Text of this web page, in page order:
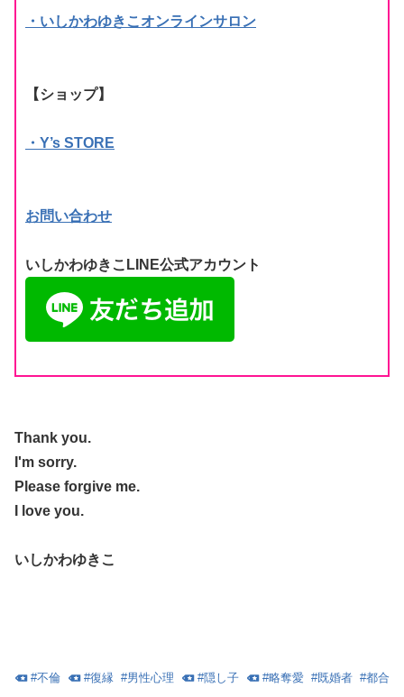
・いしかわゆきこオンラインサロン
【ショップ】
・Y’s STORE
お問い合わせ
いしかわゆきこLINE公式アカウント
Thank you.
I'm sorry.
Please forgive me.
I love you.
いしかわゆきこ
#不倫 #復縁 #男性心理 #隠し子 #略奪愛 #既婚者 #都合